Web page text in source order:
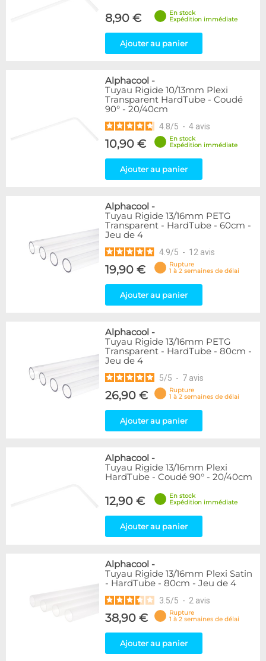
8,90 €
En stock
Expédition immédiate
Ajouter au panier
Alphacool -
Tuyau Rigide 10/13mm Plexi
Transparent HardTube - Coudé
90° - 20/40cm
4.8/5 - 4 avis
10,90 €
En stock
Expédition immédiate
Ajouter au panier
Alphacool -
Tuyau Rigide 13/16mm PETG
Transparent - HardTube - 60cm -
Jeu de 4
4.9/5 - 12 avis
19,90 €
Rupture
1 à 2 semaines de délai
Ajouter au panier
Alphacool -
Tuyau Rigide 13/16mm PETG
Transparent - HardTube - 80cm -
Jeu de 4
5/5 - 7 avis
26,90 €
Rupture
1 à 2 semaines de délai
Ajouter au panier
Alphacool -
Tuyau Rigide 13/16mm Plexi
HardTube - Coudé 90° - 20/40cm
12,90 €
En stock
Expédition immédiate
Ajouter au panier
Alphacool -
Tuyau Rigide 13/16mm Plexi Satin
- HardTube - 80cm - Jeu de 4
3.5/5 - 2 avis
38,90 €
Rupture
1 à 2 semaines de délai
Ajouter au panier